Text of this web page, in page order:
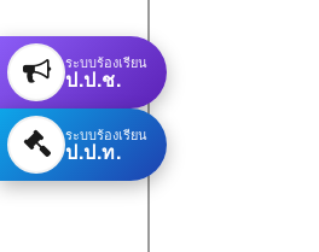
ระบบร้องเรียน
ป.ป.ช.
ระบบร้องเรียน
ป.ป.ท.